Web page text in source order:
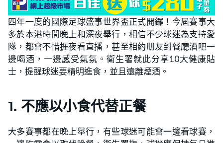
四年一度的國際足球盛事世界盃正式開鑼！今屆賽事大
多於本港時間晚上和深夜舉行，相信不少球迷為支持愛
隊，都會不惜捱夜看直播，甚至相約朋友到餐廳酒吧一
邊喝酒，一邊感受氣氛。衛生署就此分享10大健康貼
士，提醒球迷要精明進食，並且遠離煙酒。
1. 不應以小食代替正餐
大多賽事都在晚上舉行，有些球迷可能會一邊看球賽，